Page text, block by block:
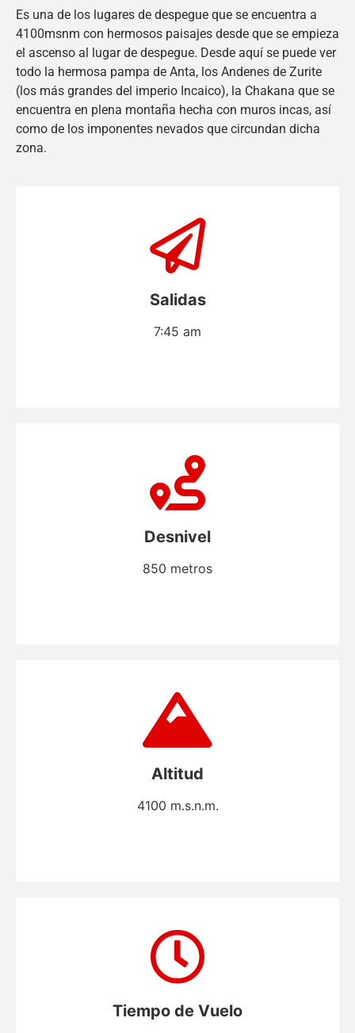
Es una de los lugares de despegue que se encuentra a
4100msnm con hermosos paisajes desde que se empieza
el ascenso al lugar de despegue. Desde aquí se puede ver
todo la hermosa pampa de Anta, los Andenes de Zurite
(los más grandes del imperio Incaico), la Chakana que se
encuentra en plena montaña hecha con muros incas, así
como de los imponentes nevados que circundan dicha
zona.
Salidas
7:45 am
Desnivel
850 metros
Altitud
4100 m.s.n.m.
Tiempo de Vuelo